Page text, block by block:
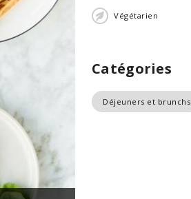
Végétarien
Catégories
Déjeuners et brunchs